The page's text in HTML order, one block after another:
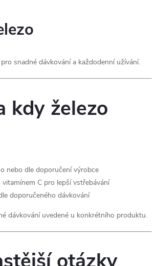
snadné dávkování a každodenní užívání.
kdy železo
nebo dle doporučení výrobce
C pro lepší vstřebávání
doporučeného dávkování
dávkování uvedené u konkrétního produktu.